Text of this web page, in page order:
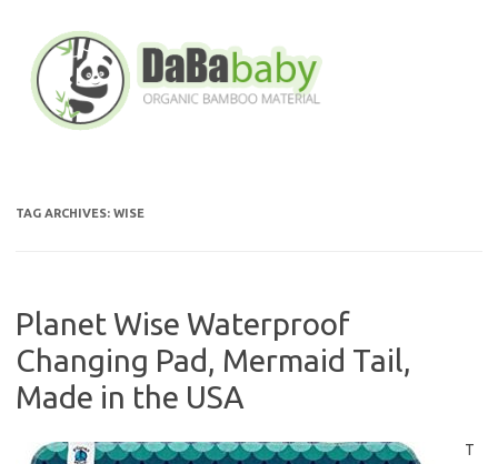
content
TAG ARCHIVES: WISE
Planet Wise Waterproof
Changing Pad, Mermaid Tail,
Made in the USA
T